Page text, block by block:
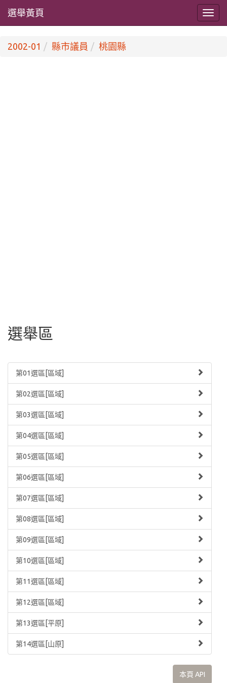
選舉黃頁
2002-01 縣市議員 桃園縣
選舉區
第01選區[區域]
第02選區[區域]
第03選區[區域]
第04選區[區域]
第05選區[區域]
第06選區[區域]
第07選區[區域]
第08選區[區域]
第09選區[區域]
第10選區[區域]
第11選區[區域]
第12選區[區域]
第13選區[平原]
第14選區[山原]
本頁 API